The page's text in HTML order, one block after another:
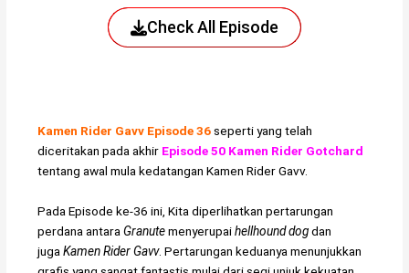
Check All Episode
Kamen Rider Gavv Episode36 seperti yang telah
diceritakan pada akhir Episode 50 Kamen Rider Gotchard
tentang awal mula kedatangan Kamen Rider Gavv.
Pada Episode ke-36 ini, Kita diperlihatkan pertarungan
perdana antaraGranutemenyerupaihellhound dogdan
jugaKamen Rider Gavv. Pertarungan keduanya menunjukkan